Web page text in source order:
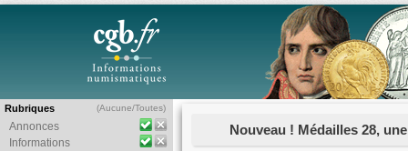
Rubriques (Aucune/Toutes)
Annonces
Informations
Nouveau ! Médailles 28,